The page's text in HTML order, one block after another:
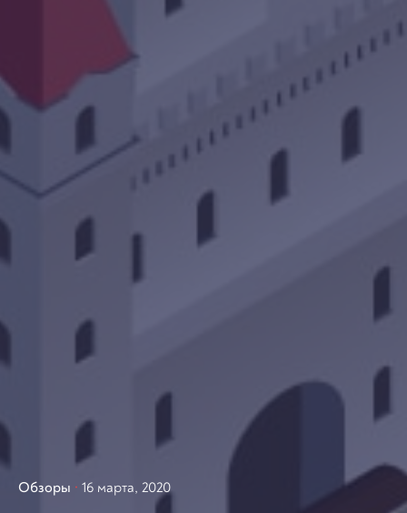
Обзоры 16 марта, 2020